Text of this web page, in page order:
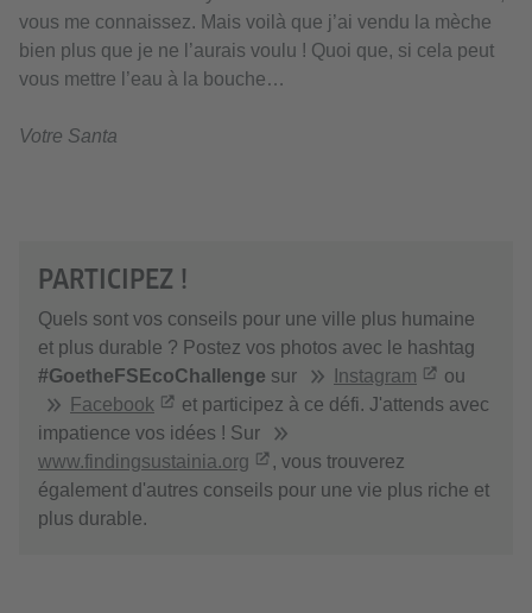
vous me connaissez. Mais voilà que j’ai vendu la mèche
bien plus que je ne l’aurais voulu ! Quoi que, si cela peut
vous mettre l’eau à la bouche…
Votre Santa
PARTICIPEZ !
Quels sont vos conseils pour une ville plus humaine
et plus durable ? Postez vos photos avec le hashtag
#GoetheFSEcoChallenge sur Instagram
ou
Facebook
et participez à ce défi. J'attends avec
impatience vos idées ! Sur
www.findingsustainia.org
, vous trouverez
également d'autres conseils pour une vie plus riche et
plus durable.